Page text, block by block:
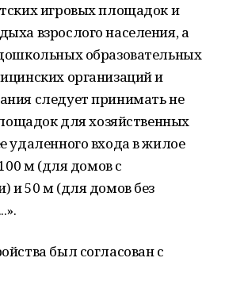
игровых площадок и
взрослого населения, а
образовательных
организаций и
следует принимать не
для хозяйственных
удаленного входа в жилое
м (для домов с
и 50 м (для домов без
был согласован с